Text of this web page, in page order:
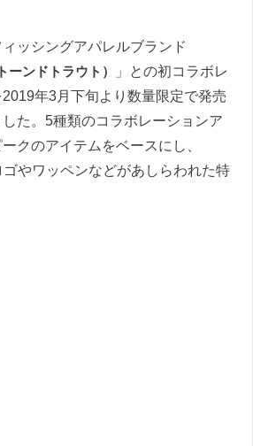
ッシングアパレルブランド
ンドトラウト）
」との初コラボレ
年3月下旬より数量限定で発売
た。5種類のコラボレーションア
クのアイテムをベースにし、
やワッペンなどがあしらわれた特